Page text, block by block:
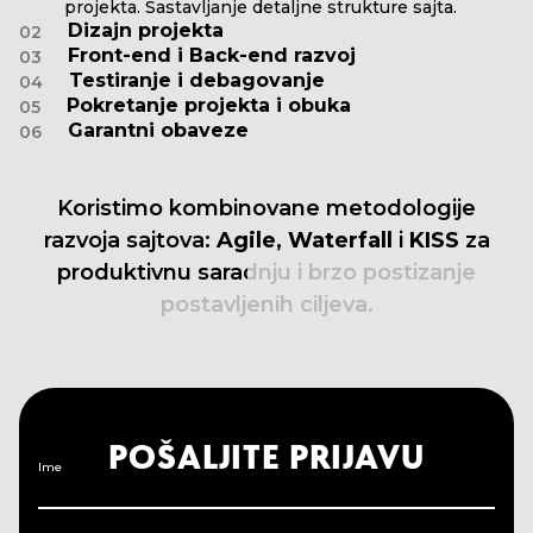
projekta. Sastavljanje detaljne strukture sajta.
02
Dizajn projekta
03 Front-end i Back-end razvoj
04 Testiranje i debagovanje
05 Pokretanje projekta i obuka
06 Garantni obaveze
Koristimo kombinovane metodologije
razvoja sajtova: Agile, Waterfall i KISS za
produktivnu saradnju i brzo postizanje
postavljenih ciljeva.
Ime POŠALJITE PRIJAVU